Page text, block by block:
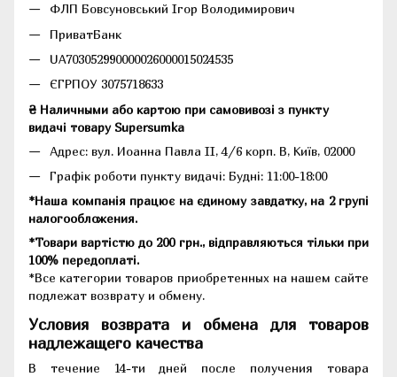
ФЛП Бовсуновський Ігор Володимирович
ПриватБанк
UA703052990000026000015024535
ЄГРПОУ 3075718633
₴ Наличными або картою при самовивозі з пункту
видачі товару Supersumka
Адрес: вул. Иоанна Павла II, 4/6 корп. В, Київ, 02000
Графік роботи пункту видачі: Будні: 11:00-18:00
*Наша компанія працює на єдиному завдатку, на 2 групі
налогообложения.
*Товари вартістю до 200 грн., відправляються тільки при
100% передоплаті.
*Все категории товаров приобретенных на нашем сайте
подлежат возврату и обмену.
Условия возврата и обмена для товаров
надлежащего качества
В течение 14-ти дней после получения товара